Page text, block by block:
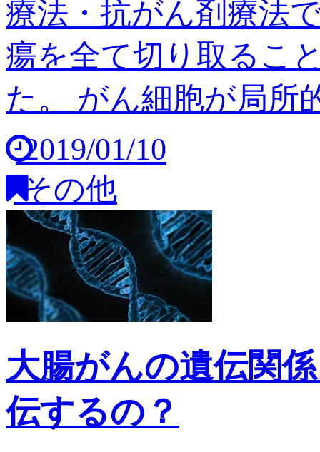
療法・抗がん剤療法
瘍を全て切り取るこ
た。 がん細胞が局所
2019/01/10
その他
大腸がんの遺伝関
伝するの？